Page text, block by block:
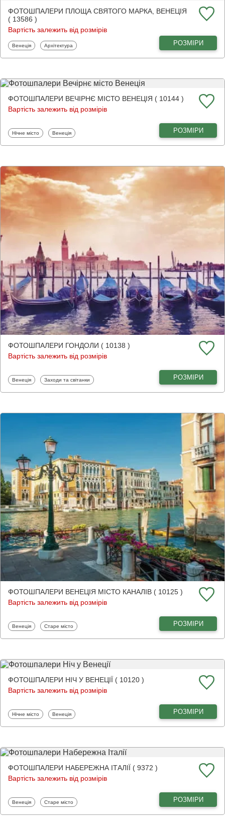
ФОТОШПАЛЕРИ ПЛОЩА СВЯТОГО МАРКА, ВЕНЕЦІЯ
( 13586 )
Вартість залежить від розмірів
Фотошпалери
Венеція Фотошпалери
Архітектура РОЗМІРИ
ФОТОШПАЛЕРИ ВЕЧІРНЄ МІСТО ВЕНЕЦІЯ ( 10144 )
Вартість залежить від розмірів
Фотошпалери
Нічне місто Фотошпалери
Венеція РОЗМІРИ
ФОТОШПАЛЕРИ ГОНДОЛИ ( 10138 )
Вартість залежить від розмірів
Фотошпалери
Венеція Фотошпалери
Заходи та світанки РОЗМІРИ
ФОТОШПАЛЕРИ ВЕНЕЦІЯ МІСТО КАНАЛІВ ( 10125 )
Вартість залежить від розмірів
Фотошпалери
Венеція Фотошпалери
Старе місто РОЗМІРИ
ФОТОШПАЛЕРИ НІЧ У ВЕНЕЦІЇ ( 10120 )
Вартість залежить від розмірів
Фотошпалери
Нічне місто Фотошпалери
Венеція РОЗМІРИ
ФОТОШПАЛЕРИ НАБЕРЕЖНА ІТАЛІЇ ( 9372 )
Вартість залежить від розмірів
Фотошпалери
Венеція Фотошпалери
Старе місто РОЗМІРИ